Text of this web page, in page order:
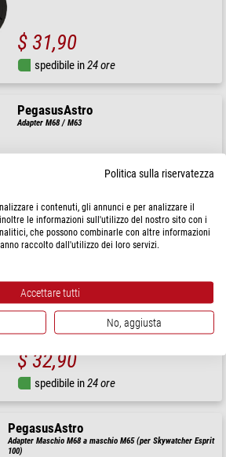
$ 31,90
spedibile in24 ore
PegasusAstro
Adapter M68 / M63
$ 32,90
spedibile in24 ore
Adapter M68 / M63
$ 32,90
spedibile in24 ore
PegasusAstro
Adapter Maschio M68 a maschio M65 (per Skywatcher Esprit
100)
Politica sulla riservatezza
i contenuti, gli annunci e per analizzare il
le informazioni sull'utilizzo del nostro sito con i
che possono combinarle con altre informazioni
raccolto dall'utilizzo dei loro servizi.
Accettare tutti
No, aggiusta